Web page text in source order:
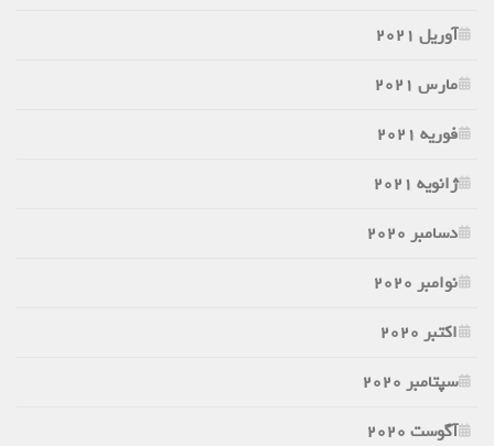
آوریل 2021
مارس 2021
فوریه 2021
ژانویه 2021
دسامبر 2020
نوامبر 2020
اکتبر 2020
سپتامبر 2020
آگوست 2020